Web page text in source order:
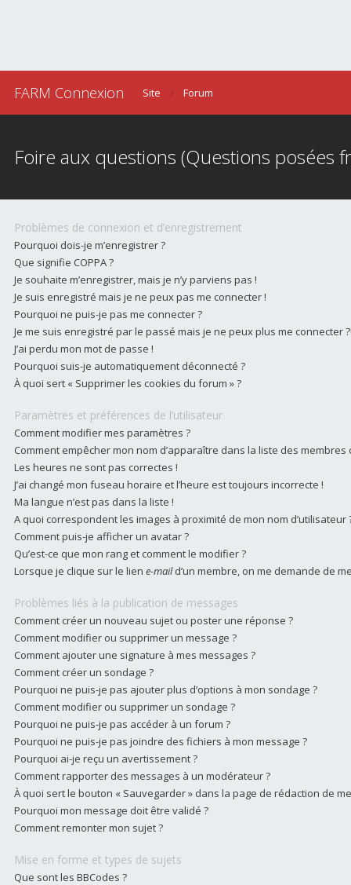
FARM Connexion Site Forum
Foire aux questions (Questions posées
Problèmes de connexion et d’enregistrement
Pourquoi dois-je m’enregistrer ?
Que signifie COPPA ?
Je souhaite m’enregistrer, mais je n’y parviens pas !
Je suis enregistré mais je ne peux pas me connecter !
Pourquoi ne puis-je pas me connecter ?
Je me suis enregistré par le passé mais je ne peux plus me connecter ?!
J’ai perdu mon mot de passe !
Pourquoi suis-je automatiquement déconnecté ?
À quoi sert « Supprimer les cookies du forum » ?
Paramètres et préférences de l’utilisateur
Comment modifier mes paramètres ?
Comment empêcher mon nom d’apparaître dans la liste des membres
Les heures ne sont pas correctes !
J’ai changé mon fuseau horaire et l’heure est toujours incorrecte !
Ma langue n’est pas dans la liste !
A quoi correspondent les images à proximité de mon nom d’utilisateur
Comment puis-je afficher un avatar ?
Qu’est-ce que mon rang et comment le modifier ?
Lorsque je clique sur le lien e-maild’un membre, on me demande de
Problèmes liés à la publication de messages
Comment créer un nouveau sujet ou poster une réponse ?
Comment modifier ou supprimer un message ?
Comment ajouter une signature à mes messages ?
Comment créer un sondage ?
Pourquoi ne puis-je pas ajouter plus d’options à mon sondage ?
Comment modifier ou supprimer un sondage ?
Pourquoi ne puis-je pas accéder à un forum ?
Pourquoi ne puis-je pas joindre des fichiers à mon message ?
Pourquoi ai-je reçu un avertissement ?
Comment rapporter des messages à un modérateur ?
À quoi sert le bouton « Sauvegarder » dans la page de rédaction de
Pourquoi mon message doit être validé ?
Comment remonter mon sujet ?
Mise en forme et types de sujets
Que sont les BBCodes ?